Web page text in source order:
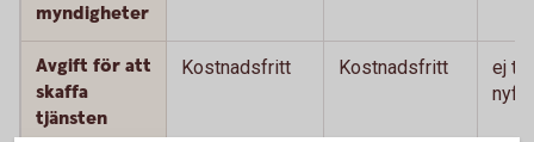
myndigheter
Avgift för att
skaffa
tjänsten
Kostnadsfritt Kostnadsfritt
ej till